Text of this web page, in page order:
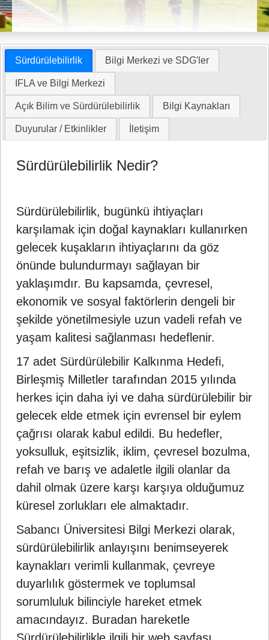
Sürdürülebilirlik Bilgi Merkezi ve SDG'ler
IFLA ve Bilgi Merkezi
Açık Bilim ve Sürdürülebilirlik Bilgi Kaynakları
Duyurular / Etkinlikler İletişim
Sürdürülebilirlik Nedir?
Sürdürülebilirlik, bugünkü ihtiyaçları
karşılamak için doğal kaynakları kullanırken
gelecek kuşakların ihtiyaçlarını da göz
önünde bulundurmayı sağlayan bir
yaklaşımdır. Bu kapsamda, çevresel,
ekonomik ve sosyal faktörlerin dengeli bir
şekilde yönetilmesiyle uzun vadeli refah ve
yaşam kalitesi sağlanması hedeflenir.
17 adet Sürdürülebilir Kalkınma Hedefi,
Birleşmiş Milletler tarafından 2015 yılında
herkes için daha iyi ve daha sürdürülebilir bir
gelecek elde etmek için evrensel bir eylem
çağrısı olarak kabul edildi. Bu hedefler,
yoksulluk, eşitsizlik, iklim, çevresel bozulma,
refah ve barış ve adaletle ilgili olanlar da
dahil olmak üzere karşı karşıya olduğumuz
küresel zorlukları ele almaktadır.
Sabancı Üniversitesi Bilgi Merkezi olarak,
sürdürülebilirlik anlayışını benimseyerek
kaynakları verimli kullanmak, çevreye
duyarlılık göstermek ve toplumsal
sorumluluk bilinciyle hareket etmek
amacındayız. Buradan hareketle